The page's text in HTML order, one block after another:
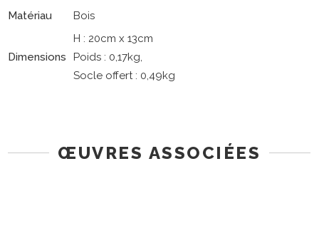
Matériau
Bois
Dimensions
H : 20cm x 13cm
Poids : 0,17kg,
Socle offert : 0,49kg
ŒUVRES ASSOCIÉES